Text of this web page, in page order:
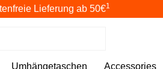
Lieferung ab 50€1
Umhängetaschen Accessories